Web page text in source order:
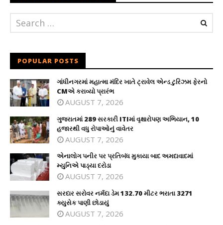
POPULAR POSTS
ગાંધીનગરમાં મહાત્મા મંદિર ખાતે ટ્રાવેલ એન્ડ ટુરિઝમ ફેરનો
CMએ કરાવ્યો પ્રારંભ
AUGUST 7, 2026
ગુજરાતમાં 289 સરકારી ITIમાં વૃક્ષારોપણ અભિયાન, 10
હજારથી વધુ રોપાઓનું વાવેતર
AUGUST 7, 2026
એનાલોગ પનીર પર પ્રતિબંધ મુકાયા બાદ અમદાવાદમાં
મ્યુનિએ પાડ્યા દરોડા
AUGUST 7, 2026
સરદાર સરોવર નર્મદા ડેમ 132.70 મીટર ભરાતા 3271
ક્યુસેક પાણી છોડાયું
AUGUST 7, 2026